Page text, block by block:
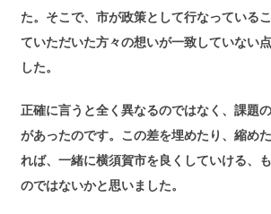
た。そこで、市が政策として行なっている
ていただいた方々の想いが一致していない
した。
正確に言うと全く異なるのではなく、課題
があったのです。この差を埋めたり、縮め
れば、一緒に横須賀市を良くしていける、
のではないかと思いました。